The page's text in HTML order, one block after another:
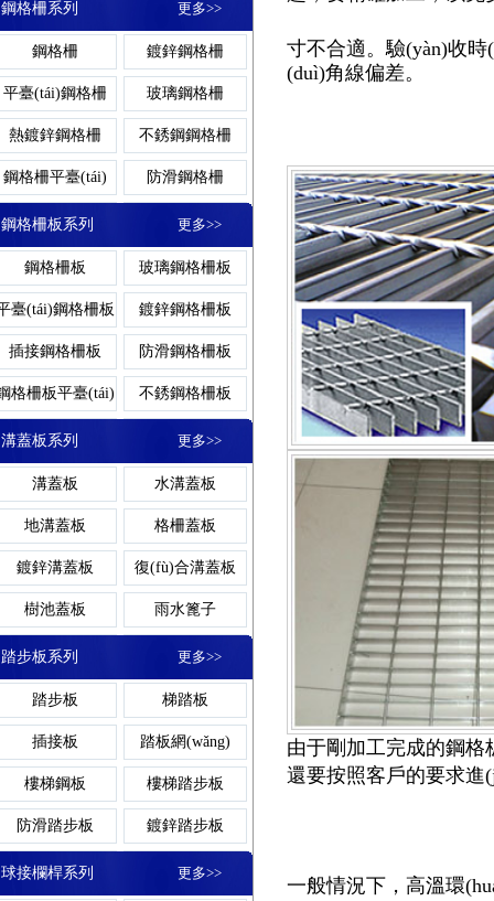
扇形鋼格板
鋼格板平臺(tái)
樓梯鋼格板
鋼格板蓋板
鋼格板護(hù)欄
鋼格板吊頂
不銹鋼
玻璃
平臺(tái)
鍍鋅格
鋁板
格柵
鍍鋅鋼格柵板
平臺(tái)鋼格柵
玻璃鋼格柵板
鋼格柵板
復(fù)合溝蓋板
鍍鋅溝蓋板
格柵蓋板
地溝蓋板
水溝蓋板
梯踏板
踏步板
鋼格板平臺(tái) 扇形鋼格板
穿孔鋼格板 密型鋼格板
玻璃鋼格板 噴漆鋼格板
異形鋼格板 鋼格板安裝夾
鋼格板廠家 網(wǎng)格柵
鋁格柵 鋁格板
網(wǎng)格板 棧橋鋼格板
油臺(tái)鋼格板
格柵板平臺(tái) 齒形格柵板
復(fù)合格柵板 聚酯格柵板
重型格柵板 吊頂格柵板
樓梯格柵板 冷鍍鋅格柵板
洗車房格柵板
鋼格柵系列 更多>>
鋼格柵 鍍鋅鋼格柵
平臺(tái)鋼格柵 玻璃鋼格柵
熱鍍鋅鋼格柵 不銹鋼鋼格柵
鋼格柵平臺(tái) 防滑鋼格柵
鋼格柵蓋板 鋁板鋼格柵
玻璃鋼格柵蓋板 齒形鋼格柵
復(fù)合鋼格柵 重型鋼格柵
熱浸鋅鋼格柵
鋼格柵板系列 更多>>
鋼格柵板 玻璃鋼格柵板
臺(tái)鋼格柵板 鍍鋅鋼格柵板
插接鋼格柵板 防滑鋼格柵板
格柵板平臺(tái) 不銹鋼格柵板
熱鍍鋅鋼格柵板 復(fù)合鋼格柵板
齒形鋼格柵板 焊接鋼格柵板
異型鋼格柵板
停車場(chǎng)鋼
格柵板
冷鍍鋅鋼格柵板
溝蓋板系列 更多>>
溝蓋板 水溝蓋板
地溝蓋板 格柵蓋板
鍍鋅溝蓋板 復(fù)合溝蓋板
樹池蓋板 雨水篦子
排水溝蓋板 樹池溝蓋板
(wǎng)格溝蓋板 鋼格柵溝蓋板
異型溝蓋板 金屬溝蓋板
熱鍍鋅溝蓋板 溝蓋板鋼格板
防滑溝蓋板
踏步板系列 更多>>
踏步板 梯踏板
插接板 踏板網(wǎng)
樓梯鋼板 樓梯踏步板
防滑踏步板 鍍鋅踏步板
(wǎng)格踏步板 齒形踏步板
球接欄桿系列 更多>>
寸不合適。驗(yàn)收
(duì)角線偏差。
由于剛加工完成的鋼格
還要按照客戶的要求進
一般情況下，高溫環